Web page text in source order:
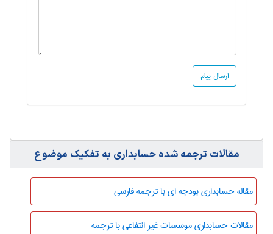
مقالات ترجمه شده حسابداری به تفکیک موضوع
مقاله حسابداری بودجه ای با ترجمه فارسی
مقالات حسابداری موسسات غیر انتفاعی با ترجمه